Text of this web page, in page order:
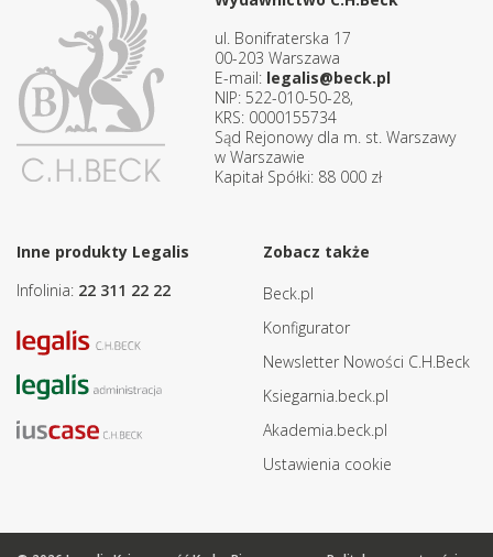
ul. Bonifraterska 17
00-203 Warszawa
E-mail: legalis@beck.pl
NIP: 522-010-50-28,
KRS: 0000155734
Sąd Rejonowy dla m. st. Warszawy
w Warszawie
Kapitał Spółki: 88 000 zł
Inne produkty Legalis
Infolinia: 22 311 22 22
Zobacz także
Beck.pl
Konfigurator
Newsletter Nowości C.H.Beck
Ksiegarnia.beck.pl
Akademia.beck.pl
Ustawienia cookie